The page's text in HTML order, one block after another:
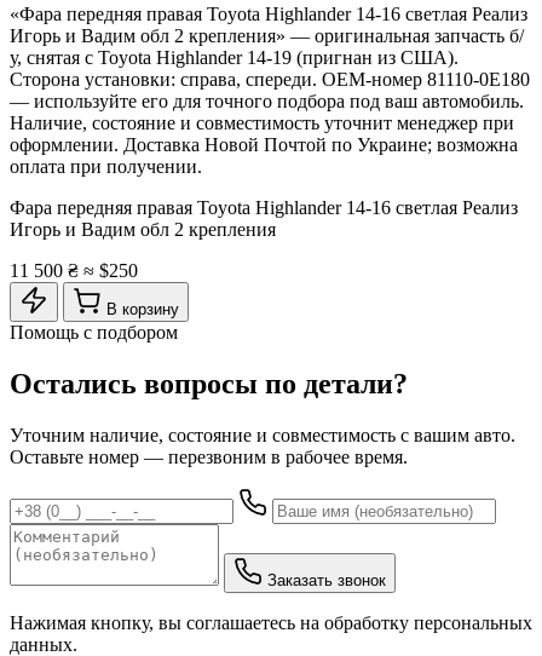
«Фара передняя правая Toyota Highlander 14-16 светлая Реализ
Игорь и Вадим обл 2 крепления» — оригинальная запчасть б/
у, снятая с Toyota Highlander 14-19 (пригнан из США).
Сторона установки: справа, спереди. OEM-номер 81110-0E180
— используйте его для точного подбора под ваш автомобиль.
Наличие, состояние и совместимость уточнит менеджер при
оформлении. Доставка Новой Почтой по Украине; возможна
оплата при получении.
Фара передняя правая Toyota Highlander 14-16 светлая Реализ
Игорь и Вадим обл 2 крепления
11 500 ₴ ≈ $250
В корзину
Помощь с подбором
Остались вопросы по детали?
Уточним наличие, состояние и совместимость с вашим авто.
Оставьте номер — перезвоним в рабочее время.
Заказать звонок
Нажимая кнопку, вы соглашаетесь на обработку персональных
данных.